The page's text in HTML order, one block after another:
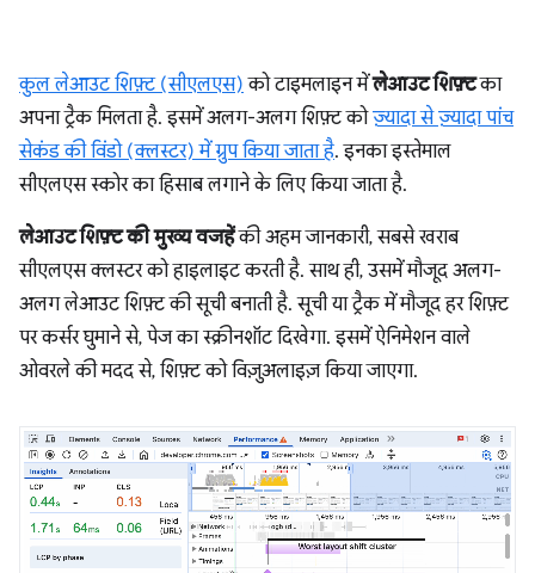
कुल लेआउट शिफ़्ट (सीएलएस) को टाइमलाइन मेंलेआउट शिफ़्टका
अपना ट्रैक मिलता है. इसमें अलग-अलग शिफ़्ट कोज़्यादा से ज़्यादा पांच
सेकंड की विंडो (क्लस्टर) में ग्रुप किया जाता है. इनका इस्तेमाल
सीएलएस स्कोर का हिसाब लगाने के लिए किया जाता है.
लेआउट शिफ़्ट की मुख्य वजहेंकी अहम जानकारी, सबसे खराब
सीएलएस क्लस्टर को हाइलाइट करती है. साथ ही, उसमें मौजूद अलग-
अलग लेआउट शिफ़्ट की सूची बनाती है. सूची या ट्रैक में मौजूद हर शिफ़्ट
पर कर्सर घुमाने से, पेज का स्क्रीनशॉट दिखेगा. इसमें ऐनिमेशन वाले
ओवरले की मदद से, शिफ़्ट को विज़ुअलाइज़ किया जाएगा.